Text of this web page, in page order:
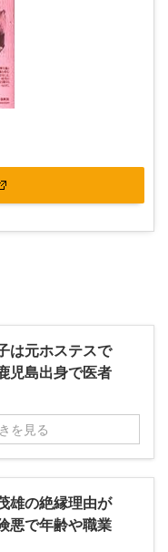
は元ホステスで
児島出身で医者
を見る
雄の絶縁理由が
悪で年齢や職業